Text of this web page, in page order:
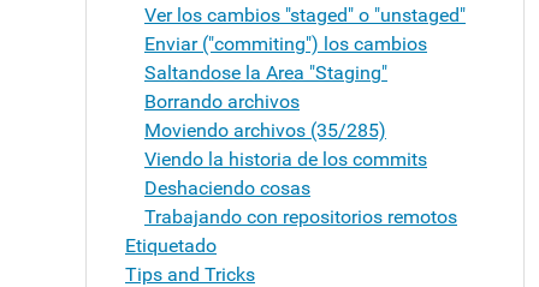
Ver los cambios "staged" o "unstaged"
Enviar ("commiting") los cambios
Saltandose la Area "Staging"
Borrando archivos
Moviendo archivos (35/285)
Viendo la historia de los commits
Deshaciendo cosas
Trabajando con repositorios remotos
Etiquetado
Tips and Tricks